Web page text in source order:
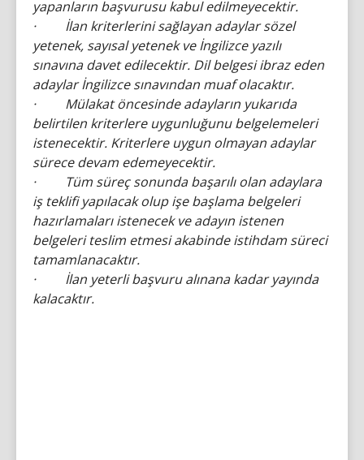
yapanların başvurusu kabul edilmeyecektir.
· İlan kriterlerini sağlayan adaylar sözel
yetenek, sayısal yetenek ve İngilizce yazılı
sınavına davet edilecektir. Dil belgesi ibraz eden
adaylar İngilizce sınavından muaf olacaktır.
· Mülakat öncesinde adayların yukarıda
belirtilen kriterlere uygunluğunu belgelemeleri
istenecektir. Kriterlere uygun olmayan adaylar
sürece devam edemeyecektir.
· Tüm süreç sonunda başarılı olan adaylara
iş teklifi yapılacak olup işe başlama belgeleri
hazırlamaları istenecek ve adayın istenen
belgeleri teslim etmesi akabinde istihdam süreci
tamamlanacaktır.
· İlan yeterli başvuru alınana kadar yayında
kalacaktır.